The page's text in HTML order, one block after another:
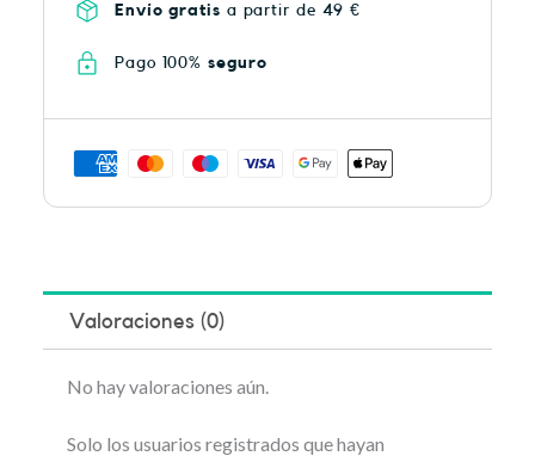
Envío gratis a partir de 49 €
Pago 100% seguro
Valoraciones (0)
No hay valoraciones aún.
Solo los usuarios registrados que hayan